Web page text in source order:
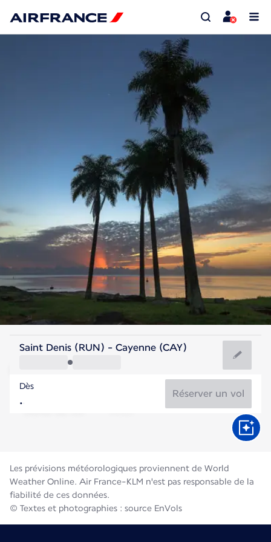
Guyane Française
Cayenne
Guyane Française
Saint Denis (RUN) - Cayenne (CAY)
Dès
Réserver un vol
Les prévisions météorologiques proviennent de World
Weather Online. Air France-KLM n'est pas responsable de la
fiabilité de ces données.
© Textes et photographies : source EnVols